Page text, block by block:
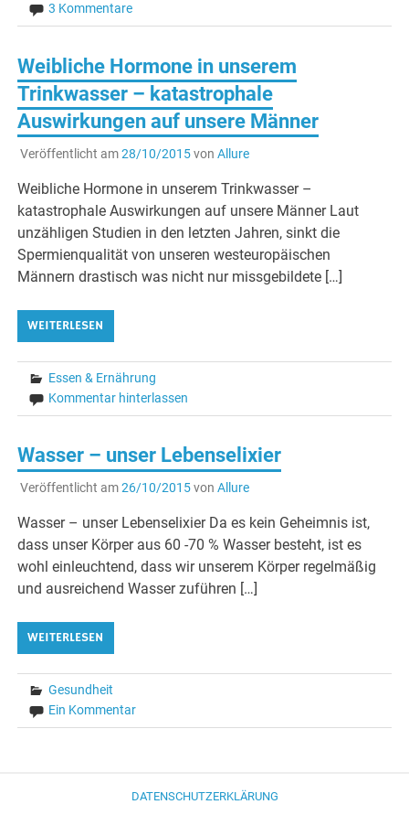
3 Kommentare
Weibliche Hormone in unserem
Trinkwasser – katastrophale
Auswirkungen auf unsere Männer
Veröffentlicht am28/10/2015von Allure
Weibliche Hormone in unserem Trinkwasser –
katastrophale Auswirkungen auf unsere Männer Laut
unzähligen Studien in den letzten Jahren, sinkt die
Spermienqualität von unseren westeuropäischen
Männern drastisch was nicht nur missgebildete […]
WEITERLESEN
Essen & Ernährung
Kommentar hinterlassen
Wasser – unser Lebenselixier
Veröffentlicht am26/10/2015von Allure
Wasser – unser Lebenselixier Da es kein Geheimnis ist,
dass unser Körper aus 60 -70 % Wasser besteht, ist es
wohl einleuchtend, dass wir unserem Körper regelmäßig
und ausreichend Wasser zuführen […]
WEITERLESEN
Gesundheit
Ein Kommentar
DATENSCHUTZERKLÄRUNG